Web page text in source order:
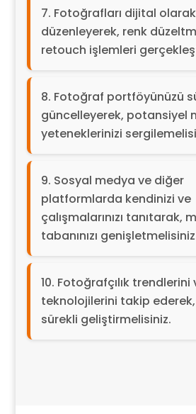
Fotoğrafları dijital olarak
düzenleyerek, renk
retouch işlemleri
Fotoğraf portföyünüzü
güncelleyerek, potansiyel
yeteneklerinizi
Sosyal medya ve diğer
platformlarda kendinizi ve
çalışmalarınızı tanıtarak,
tabanınızı
Fotoğrafçılık trendlerini
teknolojilerini takip
sürekli geliştirmelisiniz.